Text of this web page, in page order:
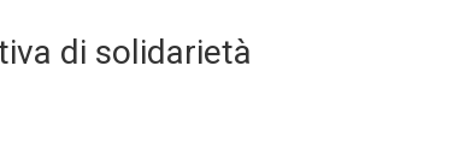
di solidarietà